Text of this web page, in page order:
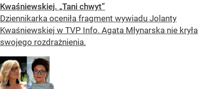
Kwaśniewskiej. „Tani chwyt”
Dziennikarka oceniła fragment wywiadu Jolanty
Kwaśniewskiej w TVP Info. Agata Młynarska nie kryła
swojego rozdrażnienia.